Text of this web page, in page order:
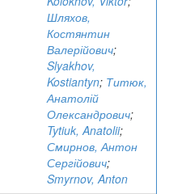
Шляхов,
Костянтин
Валерійович;
Slyakhov,
Kostiantyn; Титюк,
Анатолій
Олександрович;
Tytiuk, Anatolii;
Смирнов, Антон
Сергійович;
Smyrnov, Anton